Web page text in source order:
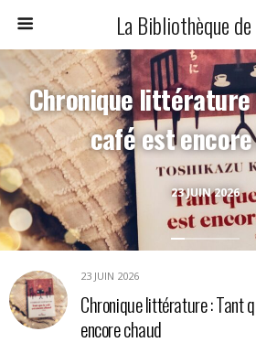
La Bibliothèque
23 JUIN 2026
Chronique littérature
café est
23 JUIN 2026
Chronique littérature : Tant
encore chaud